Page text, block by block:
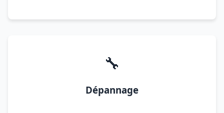
🔧
Dépannage